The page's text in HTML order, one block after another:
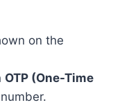
on the
OTP (One-Time